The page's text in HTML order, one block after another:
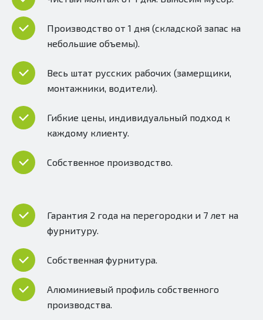
Производство от 1 дня (складской запас на
небольшие объемы).
Весь штат русских рабочих (замерщики,
монтажники, водители).
Гибкие цены, индивидуальный подход к
каждому клиенту.
Собственное производство.
Гарантия 2 года на перегородки и 7 лет на
фурнитуру.
Собственная фурнитура.
Алюминиевый профиль собственного
производства.